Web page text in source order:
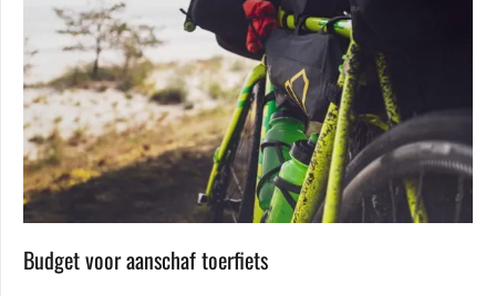
Budget voor aanschaf toerfiets